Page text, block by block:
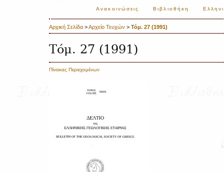
Ανακοινώσεις Βιβλιοθήκη
Αρχική Σελίδα >Αρχείο Τευχών > Τόμ. 27 (1991)
Τόμ. 27 (1991)
Πίνακας Περιεχομένων